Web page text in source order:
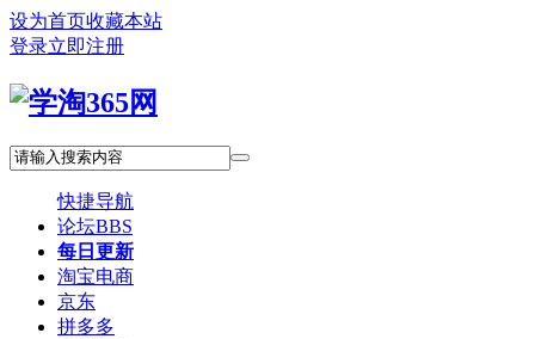
设为首页收藏本站
登录立即注册
快捷导航
论坛BBS
每日更新
淘宝电商
京东
拼多多